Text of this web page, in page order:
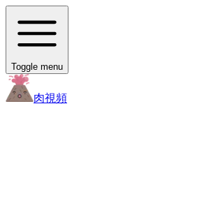
Toggle menu
肉視頻